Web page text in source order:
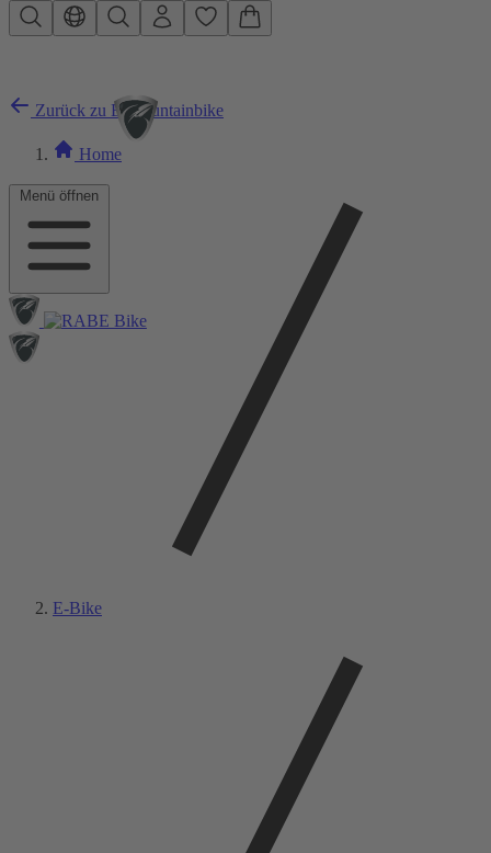
Zum Hauptinhalt springen
Menü öffnen
Zurück zu E-Mountainbike
Home
E-Bike